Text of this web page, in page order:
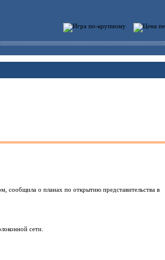
сообщила о планах по открытию представительства в
сети.